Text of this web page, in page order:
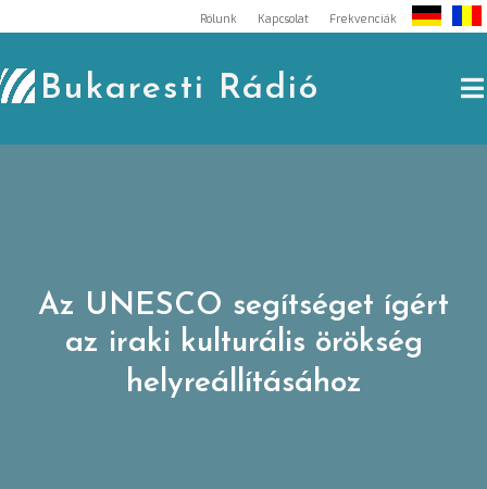
to
content
Rólunk Kapcsolat Frekvenciák
Bukaresti Rádió
Az UNESCO segítséget ígért
az iraki kulturális örökség
helyreállításához